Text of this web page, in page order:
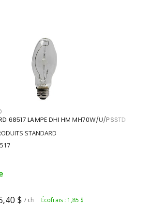
68517 LAMPE DHI HM MH70W/U/PSSTD
STANDARD
$ / ch Écofrais : 1,85 $